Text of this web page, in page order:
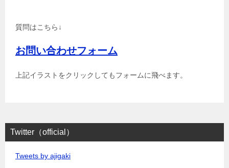
質問はこちら↓
お問い合わせフォーム
上記イラストをクリックしてもフォームに飛べます。
Twitter（official）
Tweets by ajigaki